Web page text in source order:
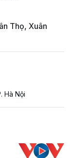
Thọ, Xuân
Hà Nội